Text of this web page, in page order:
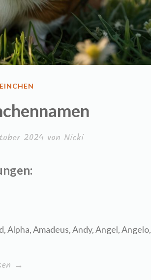
2024 von Nicki
Alpha, Amadeus, Andy, Angel, Angelo,
→